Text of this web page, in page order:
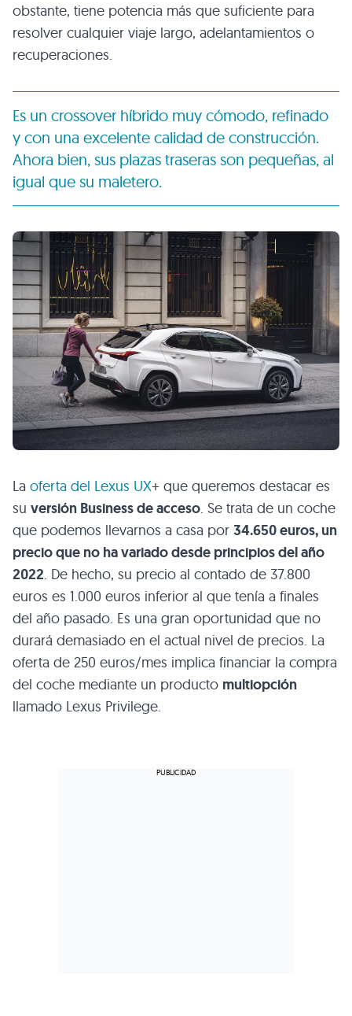
obstante, tiene potencia más que suficiente para
resolver cualquier viaje largo, adelantamientos o
recuperaciones.
Es un crossover híbrido muy cómodo, refinado
y con una excelente calidad de construcción.
Ahora bien, sus plazas traseras son pequeñas, al
igual que su maletero.
La oferta del Lexus UX+ que queremos destacar es
su versión Business de acceso . Se trata de un coche
que podemos llevarnos a casa por 34.650 euros, un
precio que no ha variado desde principios del año
2022 . De hecho, su precio al contado de 37.800
euros es 1.000 euros inferior al que tenía a finales
del año pasado. Es una gran oportunidad que no
durará demasiado en el actual nivel de precios. La
oferta de 250 euros/mes implica financiar la compra
del coche mediante un producto multiopción
llamado Lexus Privilege.